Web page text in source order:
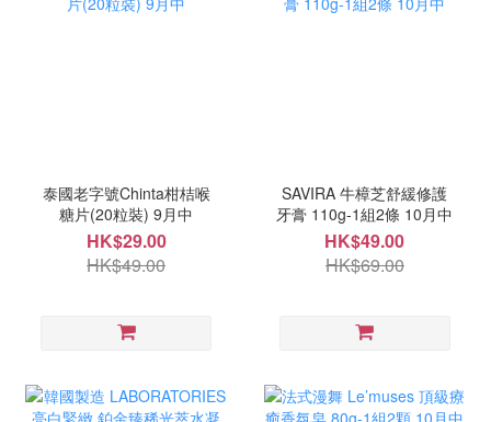
泰國老字號Chinta柑桔喉
糖片(20粒裝) 9月中
HK$29.00
HK$49.00
SAVIRA 牛樟芝舒緩修護
牙膏 110g-1組2條 10月中
HK$49.00
HK$69.00